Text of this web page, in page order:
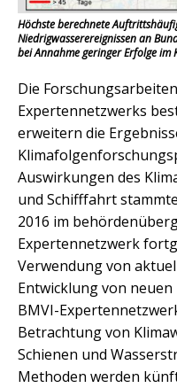
Höchste berechnete
Niedrigwasserereignissen an
bei Annahme geringer Erfolge im
Die
Expertennetzwerks
erweitern die
Auswirkungen des
und Schifffahrt
2016 im
Expertennetzwerk
Verwendung von
Entwicklung von
BMVI-
Betrachtung von
Schienen und
Methoden werden